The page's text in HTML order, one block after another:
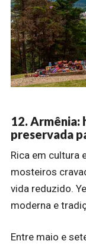
12. Armênia:
preservada
Rica em cultura
mosteiros
vida reduzido.
moderna e
Entre maio e